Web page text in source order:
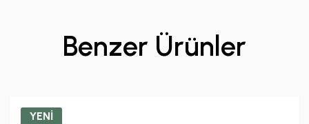
Benzer Ürünler
YENİ